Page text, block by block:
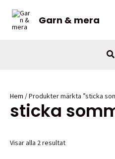
innehåll
Garn & mera
Sök
Hem / Produkter märkta ”sticka
sticka
Visar alla 2 resultat